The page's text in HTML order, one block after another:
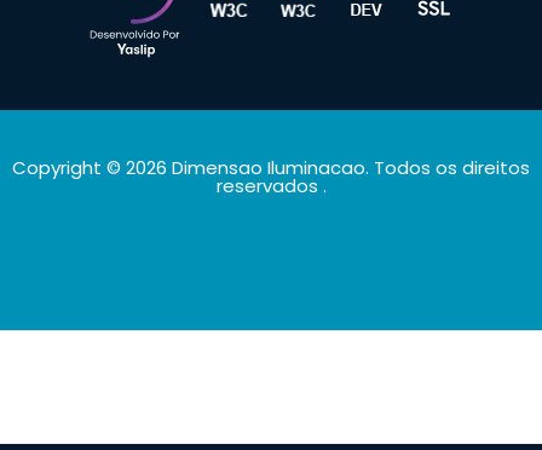
Copyright © 2026 Dimensao Iluminacao. Todos os direitos
reservados .